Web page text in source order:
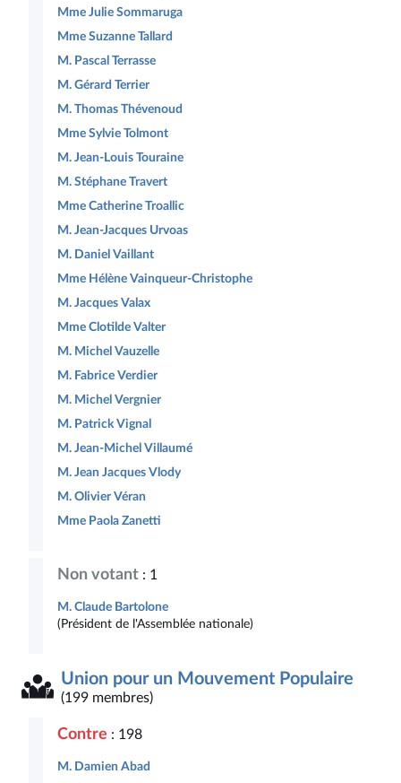
Mme Julie Sommaruga
Mme Suzanne Tallard
M. Pascal Terrasse
M. Gérard Terrier
M. Thomas Thévenoud
Mme Sylvie Tolmont
M. Jean-Louis Touraine
M. Stéphane Travert
Mme Catherine Troallic
M. Jean-Jacques Urvoas
M. Daniel Vaillant
Mme Hélène Vainqueur-Christophe
M. Jacques Valax
Mme Clotilde Valter
M. Michel Vauzelle
M. Fabrice Verdier
M. Michel Vergnier
M. Patrick Vignal
M. Jean-Michel Villaumé
M. Jean Jacques Vlody
M. Olivier Véran
Mme Paola Zanetti
Non votant : 1
M. Claude Bartolone
(Président de l'Assemblée nationale)
Union pour un Mouvement Populaire
(199 membres)
Contre : 198
M. Damien Abad